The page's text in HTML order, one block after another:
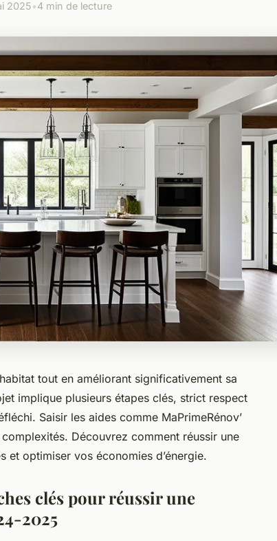
2025•4 min de lecture
tout en améliorant significativement sa
implique plusieurs étapes clés, strict respect
Saisir les aides comme MaPrimeRénov’
Découvrez comment réussir une
et optimiser vos économies d’énergie.
clés pour réussir une
2025